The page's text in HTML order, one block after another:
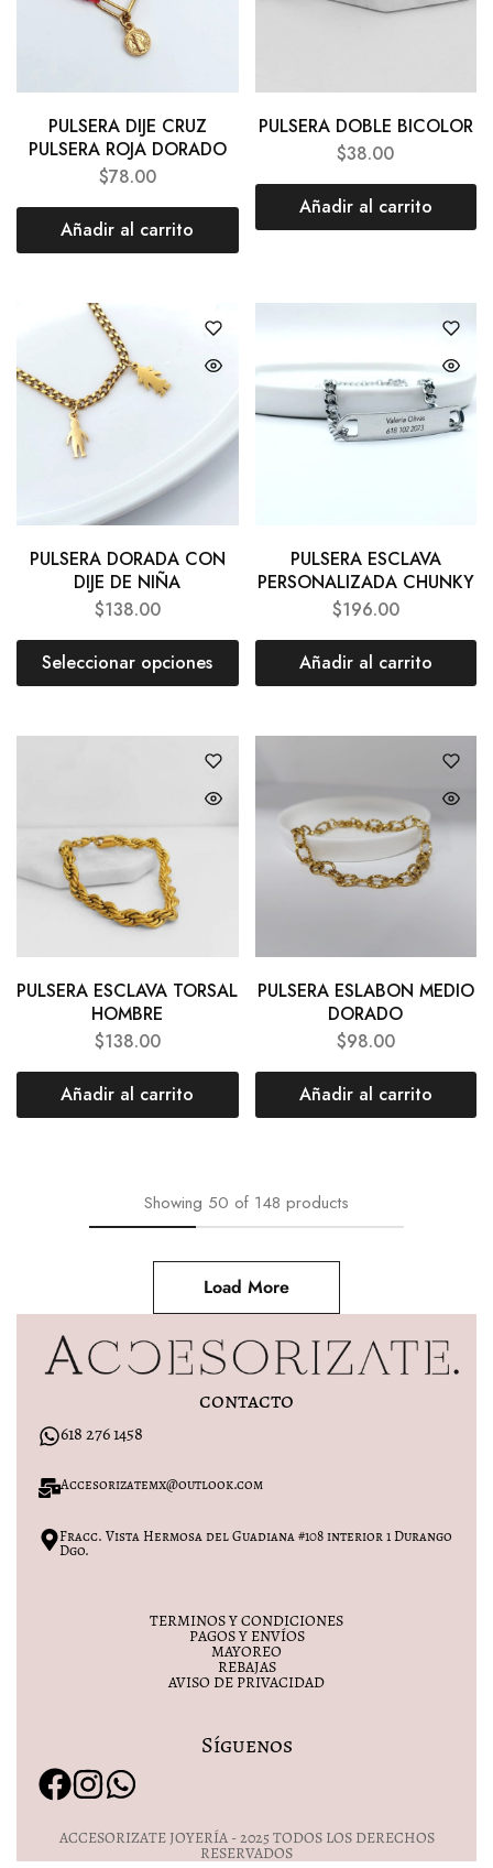
PULSERA DIJE CRUZ
PULSERA ROJA DORADO
$78.00
Añadir al carrito
PULSERA DOBLE BICOLOR
$38.00
Añadir al carrito
PULSERA DORADA CON
DIJE DE NIÑA
$138.00
Seleccionar opciones
PULSERA ESCLAVA
PERSONALIZADA CHUNKY
$196.00
Añadir al carrito
PULSERA ESCLAVA TORSAL
HOMBRE
$138.00
Añadir al carrito
PULSERA ESLABON MEDIO
DORADO
$98.00
Añadir al carrito
Showing 50 of 148 products
Load More
contacto
618 276 1458
Accesorizatemx@outlook.com
Fracc. Vista Hermosa del Guadiana #108 interior 1 Durango
Dgo.
TERMINOS Y CONDICIONES
PAGOS Y ENVÍOS
MAYOREO
REBAJAS
AVISO DE PRIVACIDAD
Síguenos
ACCESORIZATE JOYERÍA - 2025 TODOS LOS DERECHOS
RESERVADOS